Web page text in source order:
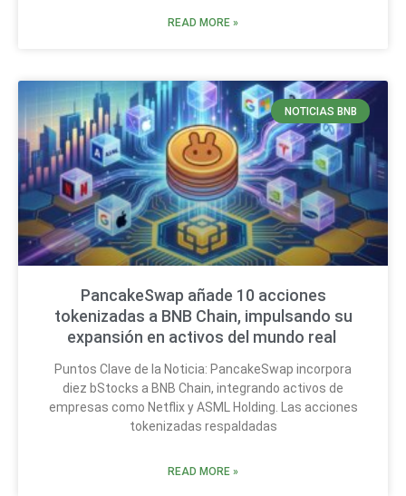
READ MORE »
NOTICIAS BNB
PancakeSwap añade 10 acciones
tokenizadas a BNB Chain, impulsando su
expansión en activos del mundo real
Puntos Clave de la Noticia: PancakeSwap incorpora
diez bStocks a BNB Chain, integrando activos de
empresas como Netflix y ASML Holding. Las acciones
tokenizadas respaldadas
READ MORE »